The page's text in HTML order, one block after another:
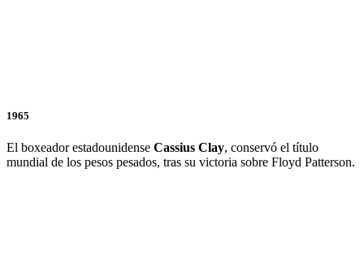
1965
El boxeador estadounidense Cassius Clay, conservó el título
mundial de los pesos pesados, tras su victoria sobre Floyd Patterson.